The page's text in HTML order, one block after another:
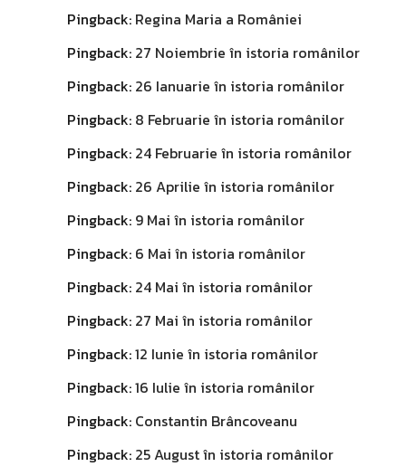
Pingback: Regina Maria a României
Pingback: 27 Noiembrie în istoria românilor
Pingback: 26 Ianuarie în istoria românilor
Pingback: 8 Februarie în istoria românilor
Pingback: 24 Februarie în istoria românilor
Pingback: 26 Aprilie în istoria românilor
Pingback: 9 Mai în istoria românilor
Pingback: 6 Mai în istoria românilor
Pingback: 24 Mai în istoria românilor
Pingback: 27 Mai în istoria românilor
Pingback:12 Iunie în istoria românilor
Pingback:16 Iulie în istoria românilor
Pingback: Constantin Brâncoveanu
Pingback: 25 August în istoria românilor